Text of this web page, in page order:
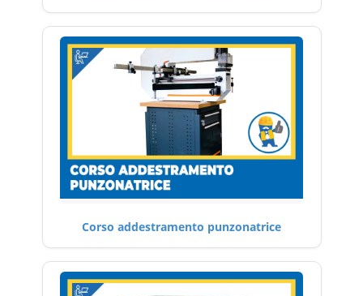
Corso addestramento punzonatrice